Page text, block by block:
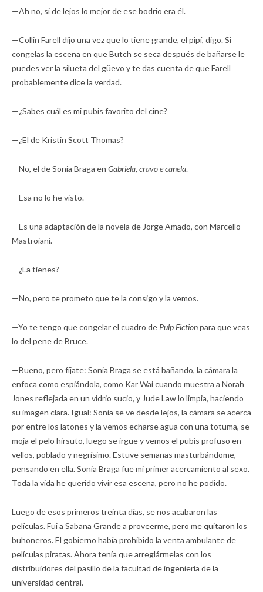
—Ah no, si de lejos lo mejor de ese bodrio era él.
—Collin Farell dijo una vez que lo tiene grande, el pipí, digo. Si
congelas la escena en que Butch se seca después de bañarse le
puedes ver la silueta del güevo y te das cuenta de que Farell
probablemente dice la verdad.
—¿Sabes cuál es mi pubis favorito del cine?
—¿El de Kristin Scott Thomas?
—No, el de Sonia Braga en Gabriela, cravo e canela.
—Esa no lo he visto.
—Es una adaptación de la novela de Jorge Amado, con Marcello
Mastroiani.
—¿La tienes?
—No, pero te prometo que te la consigo y la vemos.
—Yo te tengo que congelar el cuadro de Pulp Fictionpara que veas
lo del pene de Bruce.
—Bueno, pero fíjate: Sonia Braga se está bañando, la cámara la
enfoca como espiándola, como Kar Wai cuando muestra a Norah
Jones reflejada en un vidrio sucio, y Jude Law lo limpia, haciendo
su imagen clara. Igual: Sonia se ve desde lejos, la cámara se acerca
por entre los latones y la vemos echarse agua con una totuma, se
moja el pelo hirsuto, luego se irgue y vemos el pubis profuso en
vellos, poblado y negrísimo. Estuve semanas masturbándome,
pensando en ella. Sonia Braga fue mi primer acercamiento al sexo.
Toda la vida he querido vivir esa escena, pero no he podido.
Luego de esos primeros treinta días, se nos acabaron las
películas. Fui a Sabana Grande a proveerme, pero me quitaron los
buhoneros. El gobierno había prohibido la venta ambulante de
películas piratas. Ahora tenía que arreglármelas con los
distribuidores del pasillo de la facultad de ingeniería de la
universidad central.